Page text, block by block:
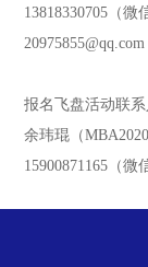
13818330705（微
20975855@qq.com
报名飞盘活动联系
余玮琨（
15900871165（微